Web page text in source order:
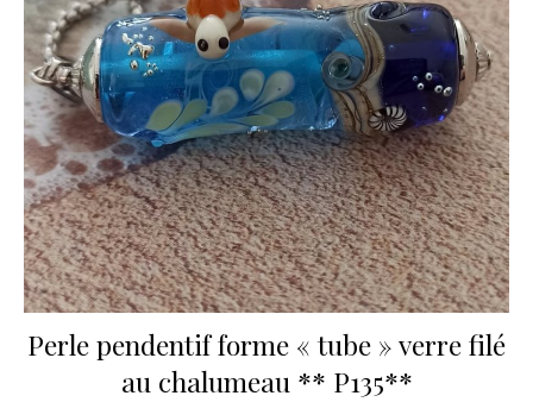
Perle pendentif forme « tube » verre filé
au chalumeau ** P135**